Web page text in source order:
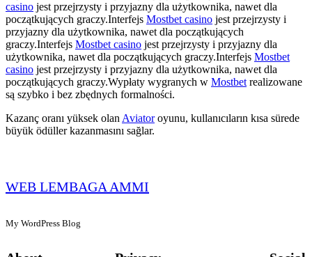
casino jest przejrzysty i przyjazny dla użytkownika, nawet dla
początkujących graczy.Interfejs Mostbet casino jest przejrzysty i
przyjazny dla użytkownika, nawet dla początkujących
graczy.Interfejs Mostbet casino jest przejrzysty i przyjazny dla
użytkownika, nawet dla początkujących graczy.Interfejs Mostbet
casino jest przejrzysty i przyjazny dla użytkownika, nawet dla
początkujących graczy.Wypłaty wygranych w Mostbetrealizowane
są szybko i bez zbędnych formalności.
Kazanç oranı yüksek olanAviatoroyunu, kullanıcıların kısa sürede
büyük ödüller kazanmasını sağlar.
WEB LEMBAGA AMMI
My WordPress Blog